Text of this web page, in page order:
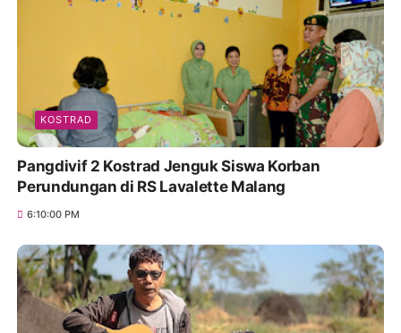
KOSTRAD
Pangdivif 2 Kostrad Jenguk Siswa Korban
Perundungan di RS Lavalette Malang
6:10:00 PM